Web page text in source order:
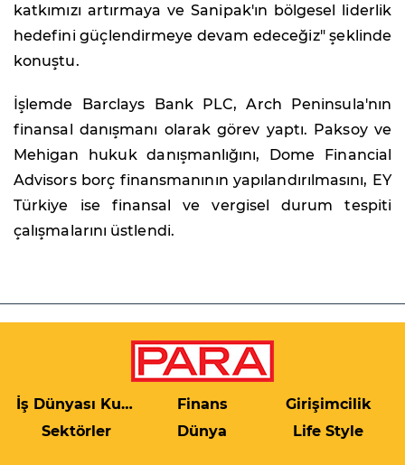
katkımızı artırmaya ve Sanipak'ın bölgesel liderlik
hedefini güçlendirmeye devam edeceğiz" şeklinde
konuştu.
İşlemde Barclays Bank PLC, Arch Peninsula'nın
finansal danışmanı olarak görev yaptı. Paksoy ve
Mehigan hukuk danışmanlığını, Dome Financial
Advisors borç finansmanının yapılandırılmasını, EY
Türkiye ise finansal ve vergisel durum tespiti
çalışmalarını üstlendi.
İş Dünyası Kulis Finans
Girişimcilik
Sektörler
Dünya Life Style